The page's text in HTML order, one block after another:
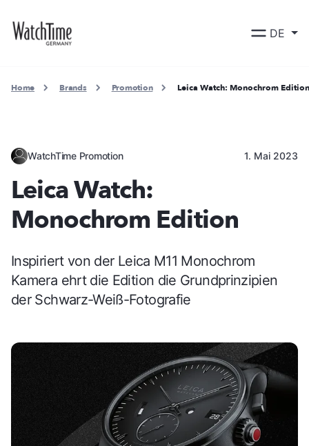
DE
Home Brands Promotion Leica Watch: Monochrom
WatchTime Promotion 1. Mai 2023
Leica Watch:
Monochrom Edition
Inspiriert von der Leica M11 Monochrom
Kamera ehrt die Edition die Grundprinzipien
der Schwarz-Weiß-Fotografie